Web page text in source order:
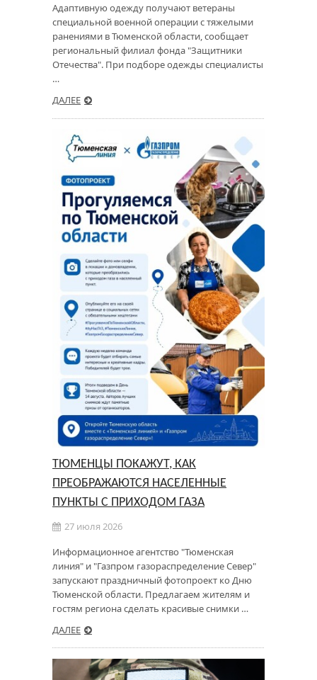
Адаптивную одежду получают ветераны
специальной военной операции с тяжелыми
ранениями в Тюменской области, сообщает
региональный филиал фонда "Защитники
Отечества". При подборе одежды специалисты
…
ДАЛЕЕ
ТЮМЕНЦЫ ПОКАЖУТ, КАК
ПРЕОБРАЖАЮТСЯ НАСЕЛЕННЫЕ
ПУНКТЫ С ПРИХОДОМ ГАЗА
27 июля 2026
Информационное агентство "Тюменская
линия" и "Газпром газораспределение Север"
запускают праздничный фотопроект ко Дню
Тюменской области. Предлагаем жителям и
гостям региона сделать красивые снимки …
ДАЛЕЕ